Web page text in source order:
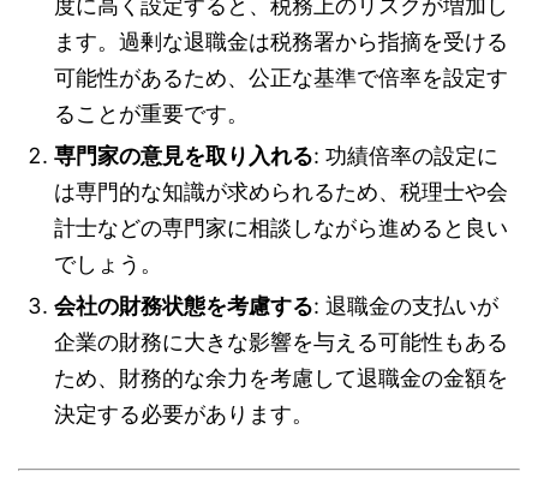
度に高く設定すると、税務上のリスクが増加し
ます。過剰な退職金は税務署から指摘を受ける
可能性があるため、公正な基準で倍率を設定す
ることが重要です。
専門家の意見を取り入れる: 功績倍率の設定に
は専門的な知識が求められるため、税理士や会
計士などの専門家に相談しながら進めると良い
でしょう。
会社の財務状態を考慮する: 退職金の支払いが
企業の財務に大きな影響を与える可能性もある
ため、財務的な余力を考慮して退職金の金額を
決定する必要があります。